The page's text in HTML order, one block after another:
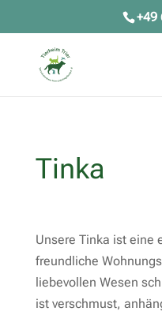
+49
Tinka
Unsere Tinka ist eine
freundliche
liebevollen Wesen
ist verschmust,